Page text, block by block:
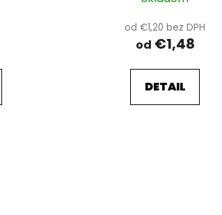
od €1,20 bez DPH
od €1,48
DETAIL